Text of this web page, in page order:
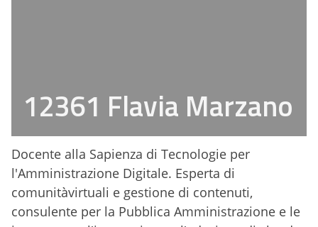
12361 Flavia Marzano
Docente alla Sapienza di Tecnologie per
l'Amministrazione Digitale. Esperta di
comunitàvirtuali e gestione di contenuti,
consulente per la Pubblica Amministrazione e le